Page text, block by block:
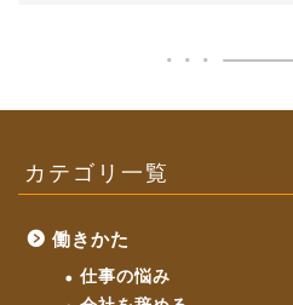
カテゴリ一覧
働きかた
仕事の悩み